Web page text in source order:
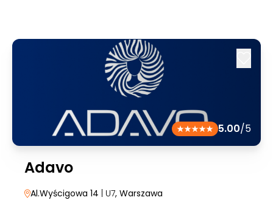
5.00/5
Adavo
Al.Wyścigowa 14 | U7, Warszawa